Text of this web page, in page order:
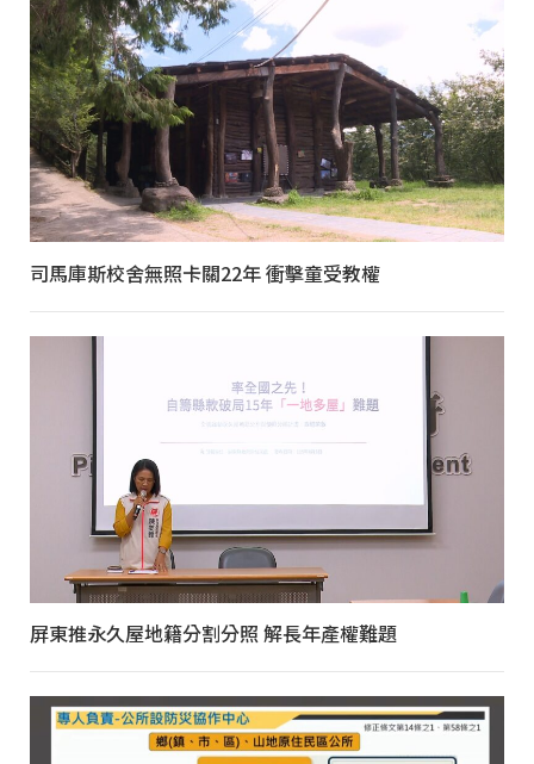
司馬庫斯校舍無照卡關22年 衝擊童受教權
屏東推永久屋地籍分割分照 解長年產權難題